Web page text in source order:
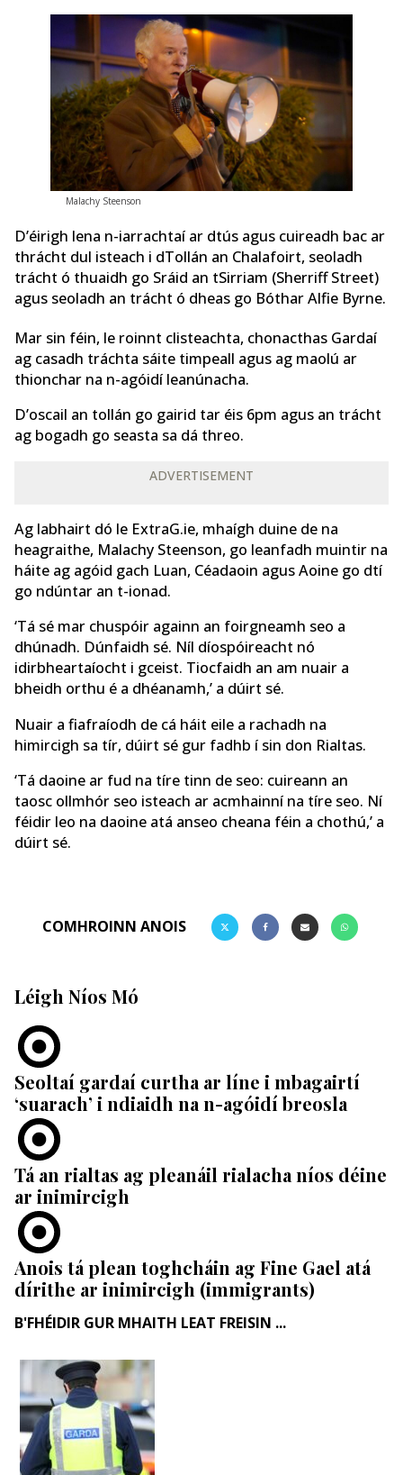
Malachy Steenson
D’éirigh lena n-iarrachtaí ar dtús agus cuireadh bac ar
thrácht dul isteach i dTollán an Chalafoirt, seoladh
trácht ó thuaidh go Sráid an tSirriam (Sherriff Street)
agus seoladh an trácht ó dheas go Bóthar Alfie Byrne.
Mar sin féin, le roinnt clisteachta, chonacthas Gardaí
ag casadh tráchta sáite timpeall agus ag maolú ar
thionchar na n-agóidí leanúnacha.
D’oscail an tollán go gairid tar éis 6pm agus an trácht
ag bogadh go seasta sa dá threo.
ADVERTISEMENT
Ag labhairt dó le ExtraG.ie, mhaígh duine de na
heagraithe, Malachy Steenson, go leanfadh muintir na
háite ag agóid gach Luan, Céadaoin agus Aoine go dtí
go ndúntar an t-ionad.
‘Tá sé mar chuspóir againn an foirgneamh seo a
dhúnadh. Dúnfaidh sé. Níl díospóireacht nó
idirbheartaíocht i gceist. Tiocfaidh an am nuair a
bheidh orthu é a dhéanamh,’ a dúirt sé.
Nuair a fiafraíodh de cá háit eile a rachadh na
himircigh sa tír, dúirt sé gur fadhb í sin don Rialtas.
‘Tá daoine ar fud na tíre tinn de seo: cuireann an
taosc ollmhór seo isteach ar acmhainní na tíre seo. Ní
féidir leo na daoine atá anseo cheana féin a chothú,’ a
dúirt sé.
COMHROINN ANOIS
Léigh Níos Mó
Seoltaí gardaí curtha ar líne i mbagairtí
‘suarach’ i ndiaidh na n-agóidí breosla
Tá an rialtas ag pleanáil rialacha níos déine
ar inimircigh
Anois tá plean toghcháin ag Fine Gael atá
dírithe ar inimircigh (immigrants)
B'FHÉIDIR GUR MHAITH LEAT FREISIN ...